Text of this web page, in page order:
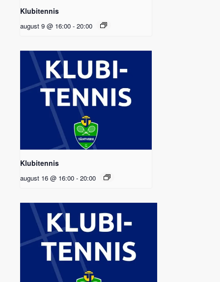
Klubitennis
august 9 @ 16:00 - 20:00
Klubitennis
august 16 @ 16:00 - 20:00